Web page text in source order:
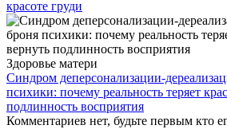
красоте груди
Здоровье матери
Синдром деперсонализации-
психики: почему реальность теряет
подлинность восприятия
Комментариев нет, будьте первым кто